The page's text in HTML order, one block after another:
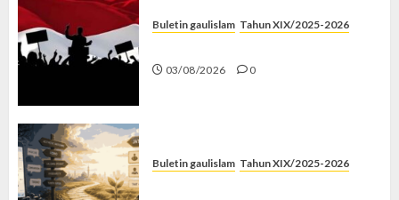
Buletin gaulislam Tahun XIX/2025-2026
03/08/2026 0
Buletin gaulislam Tahun XIX/2025-2026